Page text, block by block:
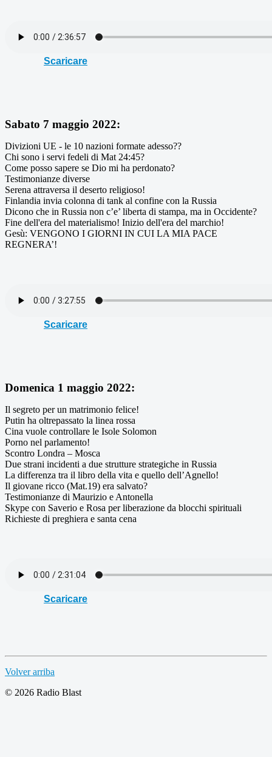
Scaricare
Sabato 7 maggio 2022:
Divizioni UE - le 10 nazioni formate adesso??
Chi sono i servi fedeli di Mat 24:45?
Come posso sapere se Dio mi ha perdonato?
Testimonianze diverse
Serena attraversa il deserto religioso!
Finlandia invia colonna di tank al confine con la Russia
Dicono che in Russia non c’e’ liberta di stampa, ma in Occidente?
Fine dell'era del materialismo! Inizio dell'era del marchio!
Gesù: VENGONO I GIORNI IN CUI LA MIA PACE
REGNERA’!
Scaricare
Domenica 1 maggio 2022:
Il segreto per un matrimonio felice!
Putin ha oltrepassato la linea rossa
Cina vuole controllare le Isole Solomon
Porno nel parlamento!
Scontro Londra – Mosca
Due strani incidenti a due strutture strategiche in Russia
La differenza tra il libro della vita e quello dell’Agnello!
Il giovane ricco (Mat.19) era salvato?
Testimonianze di Maurizio e Antonella
Skype con Saverio e Rosa per liberazione da blocchi spirituali
Richieste di preghiera e santa cena
Scaricare
Volver arriba
© 2026 Radio Blast